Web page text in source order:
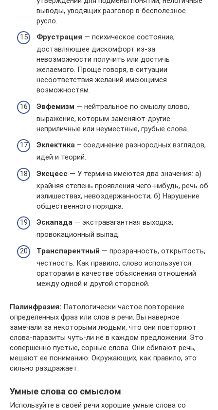
выводы, уводящих разговор в бесполезное
русло.
Фрустрация — психическое состояние,
доставляющее дискомфорт из-за
невозможности получить или достичь
желаемого. Проще говоря, в ситуации
несоответствия желаний имеющимся
возможностям.
Эвфемизм — нейтральное по смыслу слово,
выражение, которым заменяют другие
неприличные или неуместные, грубые слова.
Эклектика – соединение разнородных взглядов,
идей и теорий.
Эксцесс — У термина имеются два значения: а)
крайняя степень проявления чего-нибудь, речь об
излишествах, невоздержанности; б) Нарушение
общественного порядка.
Эскапада — экстравагантная выходка,
провокационный выпад.
Транспарентный — прозрачность, открытость,
честность. Как правило, слово используется
ораторами в качестве объяснения отношений
между одной и другой стороной.
Палинфразия: Патологически частое повторение
определенных фраз или слов в речи. Вы наверное
замечали за некоторыми людьми, что они повторяют
слова-паразиты чуть-ли не в каждом предложении. Это
совершенно пустые, сорные слова. Они сбивают речь,
мешают ее пониманию. Окружающих, как правило, это
сильно раздражает.
Умные слова со смыслом
Используйте в своей речи хорошие умные слова со